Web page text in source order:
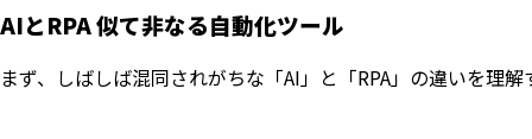
AIとRPA 似て非なる自動化ツール
まず、しばしば混同されがちな「AI」と「RPA」の違いを理